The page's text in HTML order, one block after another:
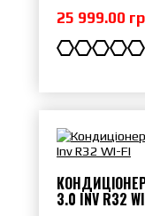
25 999.00
КОНДИЦІОНЕР
3.0 INV R32